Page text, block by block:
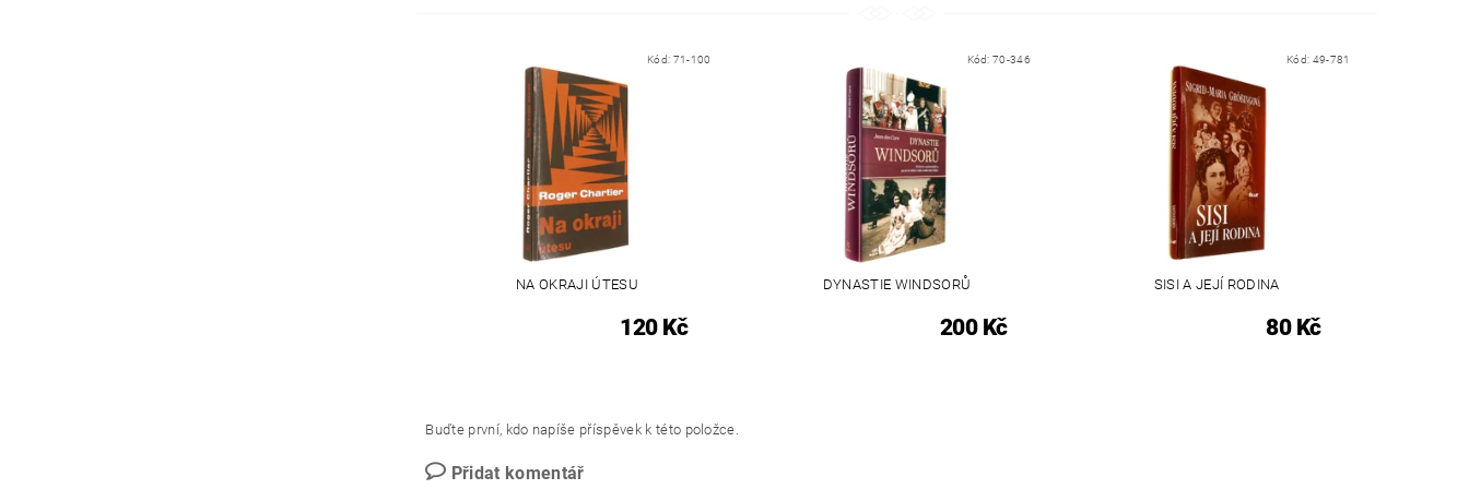
Kód: 71-100
NA OKRAJI ÚTESU
120 Kč
Kód:70-346
DYNASTIE WINDSORŮ
200 Kč
Kód: 49-781
SISI A JEJÍ RODINA
80 Kč
Buďte první, kdo napíše příspěvek k této položce.
Přidat komentář